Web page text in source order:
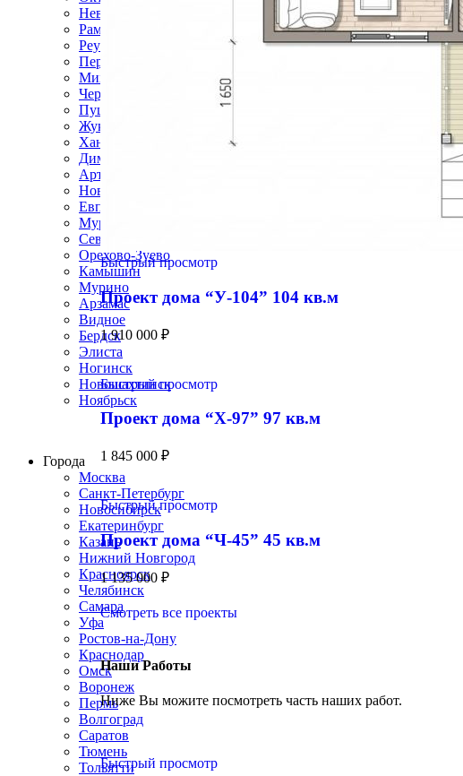
Невинномысск
Раменское
Реутов
Первоуральск
Михайловск
Черкесск
Пушкино
Жуковский
Ханты-Мансийск
Димитровград
Артём
Новый Уренгой
Евпатория
Муром
Северск
Орехово-Зуево
Камышин
Мурино
Арзамас
Видное
Бердск
Элиста
Ногинск
Новошахтинск
Ноябрьск
Строим по всей России
Города
Москва
Санкт-Петербург
Новосибирск
Екатеринбург
Казань
Нижний Новгород
Красноярск
Челябинск
Самара
Уфа
Ростов-на-Дону
Краснодар
Омск
Воронеж
Пермь
Волгоград
Саратов
Тюмень
Тольятти
Быстрый просмотр
Проект дома “У-104” 104 кв.м
1 910 000 ₽
Быстрый просмотр
Проект дома “Х-97” 97 кв.м
1 845 000 ₽
Быстрый просмотр
Проект дома “Ч-45” 45 кв.м
1 135 000 ₽
Смотреть все проекты
Наши Работы
Ниже Вы можите посмотреть часть наших работ.
Быстрый просмотр